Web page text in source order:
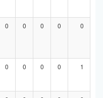
0 0 0 0 0
0 0 0 0 1